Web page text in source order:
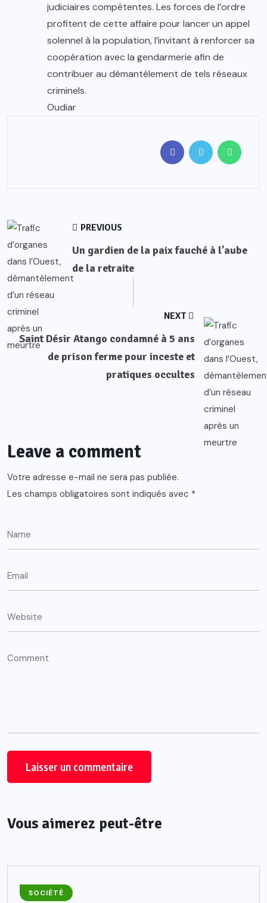
judiciaires compétentes. Les forces de l’ordre
profitent de cette affaire pour lancer un appel
solennel à la population, l’invitant à renforcer sa
coopération avec la gendarmerie afin de
contribuer au démantèlement de tels réseaux
criminels.
Oudiar
PREVIOUS
Un gardien de la paix fauché à l’aube
de la retraite
NEXT
Saint Désir Atango condamné à 5 ans
de prison ferme pour inceste et
pratiques occultes
Leave a comment
Votre adresse e-mail ne sera pas publiée.
Les champs obligatoires sont indiqués avec *
Vous aimerez peut-être
SOCIÉTÉ